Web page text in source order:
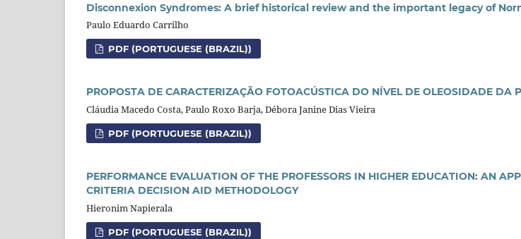
Disconnexion Syndromes: A brief historical review and the important legacy of
Paulo Eduardo Carrilho
PDF (PORTUGUESE (BRAZIL))
PROPOSTA DE CARACTERIZAÇÃO FOTOACÚSTICA DO NÍVEL DE OLEOSIDADE DA
Cláudia Macedo Costa, Paulo Roxo Barja, Débora Janine Dias Vieira
PDF (PORTUGUESE (BRAZIL))
PERFORMANCE EVALUATION OF THE PROFESSORS IN HIGHER EDUCATION: AN
CRITERIA DECISION AID METHODOLOGY
Hieronim Napierala
PDF (PORTUGUESE (BRAZIL))